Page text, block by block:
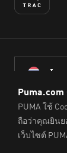
ไทย
© PUMA
Company